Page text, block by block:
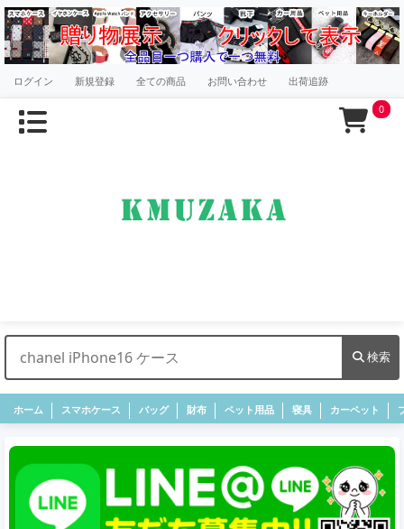
ログイン 新規登録 全ての商品 お問い合わせ 出荷追跡
0
検索
ホーム スマホケース バッグ 財布 ペット用品 寝具 カーペット